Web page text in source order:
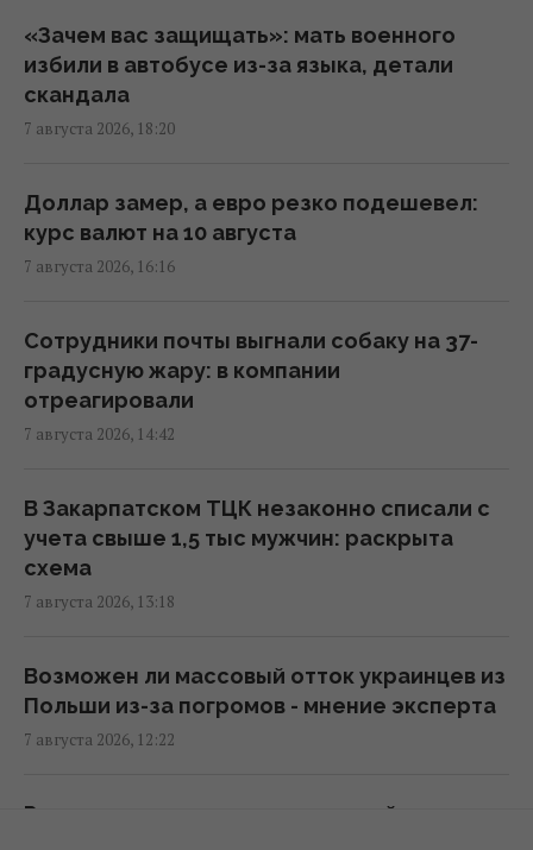
Дроны уже полдня атакуют Крым: ГУР
провел "морской парад" в Ялте
16:31 пятница, 07 августа 2026
"Будет волна банкротства": разгром
складов Wildberries больно бьет по РФ, -
Die Welt
В уголовном деле рынка "Столичный"
материалами стали сообщения о
поддержке ВСУ, - СМИ
В июне – 30 бомб, в июле – более 50: в ОВА
заявили об усилении авиаударов по Сумам
16:04 пятница, 07 августа 2026
Киборга Оловаренко уже шестой год
судят из-за конфликта с агитаторами
Шария, – Аронец
«Зачем вас защищать»: мать военного
избили в автобусе из-за языка, детали
скандала
7 августа 2026, 18:20
Доллар замер, а евро резко подешевел:
курс валют на 10 августа
7 августа 2026, 16:16
Сотрудники почты выгнали собаку на 37-
градусную жару: в компании
отреагировали
7 августа 2026, 14:42
В Закарпатском ТЦК незаконно списали с
учета свыше 1,5 тыс мужчин: раскрыта
схема
7 августа 2026, 13:18
Возможен ли массовый отток украинцев из
Польши из-за погромов - мнение эксперта
7 августа 2026, 12:22
Россия цинично атаковала людей на рынке